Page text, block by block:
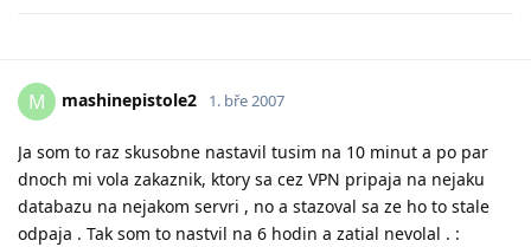
M mashinepistole2 1. bře 2007
Ja som to raz skusobne nastavil tusim na 10 minut a po par
dnoch mi vola zakaznik, ktory sa cez VPN pripaja na nejaku
databazu na nejakom servri , no a stazoval sa ze ho to stale
odpaja . Tak som to nastvil na 6 hodin a zatial nevolal . :